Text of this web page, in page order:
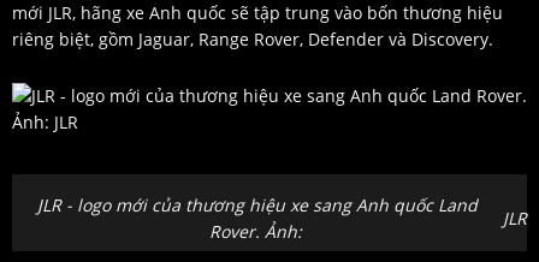
mới JLR, hãng xe Anh quốc sẽ tập trung vào bốn thương hiệu
riêng biệt, gồm Jaguar, Range Rover, Defender và Discovery.
JLR - logo mới của thương hiệu xe sang Anh quốc Land
Rover. Ảnh:
JLR